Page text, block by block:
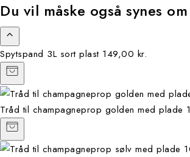
Du vil måske også synes om
Spytspand 3L sort plast 149,00 kr.
Tråd til champagneprop golden med plade